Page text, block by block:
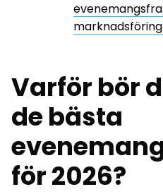
Varför bör
de bästa
för 2026?